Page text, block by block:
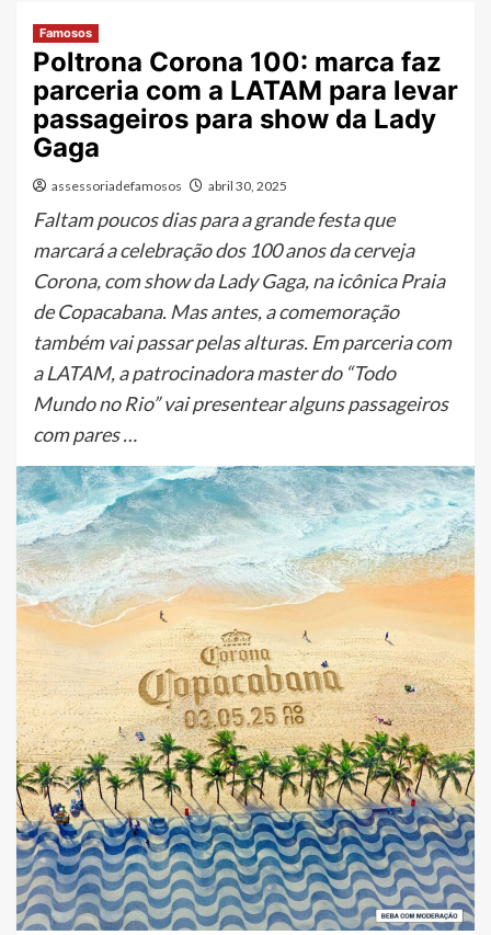
Famosos
Poltrona Corona 100: marca faz
parceria com a LATAM para levar
passageiros para show da Lady
Gaga
assessoriadefamosos abril 30, 2025
Faltam poucos dias para a grande festa que
marcará a celebração dos 100 anos da cerveja
Corona, com show da Lady Gaga, na icônica Praia
de Copacabana. Mas antes, a comemoração
também vai passar pelas alturas. Em parceria com
a LATAM, a patrocinadora master do “Todo
Mundo no Rio” vai presentear alguns passageiros
com pares …